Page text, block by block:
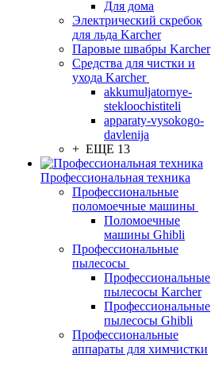
Для дома
Электрический скребок
для льда Karcher
Паровые швабры Karcher
Средства для чистки и
ухода Karcher
akkumuljatornye-
stekloochistiteli
apparaty-vysokogo-
davlenija
+ ЕЩЕ 13
Профессиональная техника
Профессиональные
поломоечные машины
Поломоечные
машины Ghibli
Профессиональные
пылесосы
Профессиональные
пылесосы Karcher
Профессиональные
пылесосы Ghibli
Профессиональные
аппараты для химчистки